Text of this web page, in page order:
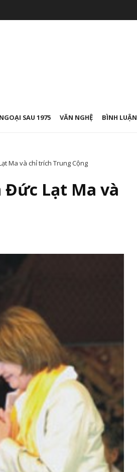
SAU 1975 VĂN NGHỆ BÌNH LUẬN
Ma và chỉ trích Trung Cộng
Đức Lạt Ma và